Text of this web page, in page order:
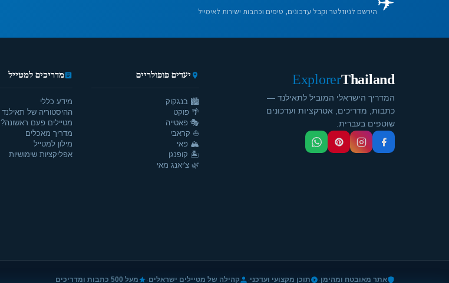
הירשם לניוזלטר וקבל עדכונים, טיפים וכתבות ישירות לאימייל
Thailand
Explorer
המדריך הישראלי המוביל לתאילנד —
כתבות, מדריכים, אטרקציות ועדכונים
שוטפים בעברית.
יעדים פופולריים
🏙️ בנגקוק
🌴 פוקט
🎭 פאטייה
⛵ קראבי
🏔️ פאי
🏝️ קופנגן
🌿 צ'יאנג מאי
מדריכים למטייל
מידע כללי
ההיסטוריה של תאילנד
מטיילים פעם ראשונה?
מדריך מאכלים
מילון למטייל
אפליקציות שימושיות
אתר מאובטח ומהימן תוכן מקצועי ועדכני קהילה של מטיילים ישראלים מעל 500 כתבות ומדריכים